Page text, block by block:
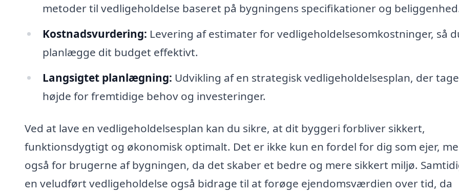
metoder til vedligeholdelse baseret på bygningens specifikationer og
Kostnadsvurdering: Levering af estimater for vedligeholdelsesomkostninger, så
planlægge dit budget effektivt.
Langsigtet planlægning: Udvikling af en strategisk vedligeholdelsesplan, der
højde for fremtidige behov og investeringer.
Ved at lave en vedligeholdelsesplan kan du sikre, at dit byggeri forbliver sikkert,
funktionsdygtigt og økonomisk optimalt. Det er ikke kun en fordel for dig som ejer,
også for brugerne af bygningen, da det skaber et bedre og mere sikkert miljø.
en veludført vedligeholdelse også bidrage til at forøge ejendomsværdien over tid, da